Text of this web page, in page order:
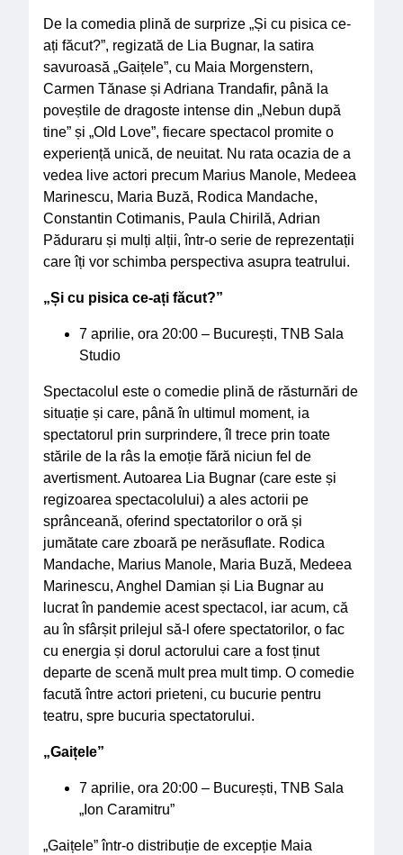
De la comedia plină de surprize „Și cu pisica ce-
ați făcut?”, regizată de Lia Bugnar, la satira
savuroasă „Gaițele”, cu Maia Morgenstern,
Carmen Tănase și Adriana Trandafir, până la
poveștile de dragoste intense din „Nebun după
tine” și „Old Love”, fiecare spectacol promite o
experiență unică, de neuitat. Nu rata ocazia de a
vedea live actori precum Marius Manole, Medeea
Marinescu, Maria Buză, Rodica Mandache,
Constantin Cotimanis, Paula Chirilă, Adrian
Păduraru și mulți alții, într-o serie de reprezentații
care îți vor schimba perspectiva asupra teatrului.
„Și cu pisica ce-ați făcut?”
7 aprilie, ora 20:00 – București, TNB Sala
Studio
Spectacolul este o comedie plină de răsturnări de
situație și care, până în ultimul moment, ia
spectatorul prin surprindere, îl trece prin toate
stările de la râs la emoție fără niciun fel de
avertisment. Autoarea Lia Bugnar (care este și
regizoarea spectacolului) a ales actorii pe
sprânceană, oferind spectatorilor o oră și
jumătate care zboară pe nerăsuflate. Rodica
Mandache, Marius Manole, Maria Buză, Medeea
Marinescu, Anghel Damian și Lia Bugnar au
lucrat în pandemie acest spectacol, iar acum, că
au în sfârșit prilejul să-l ofere spectatorilor, o fac
cu energia și dorul actorului care a fost ținut
departe de scenă mult prea mult timp. O comedie
facută între actori prieteni, cu bucurie pentru
teatru, spre bucuria spectatorului.
„Gaițele”
7 aprilie, ora 20:00 – București, TNB Sala
„Ion Caramitru”
„Gaițele” într-o distribuție de excepție Maia